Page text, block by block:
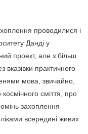
проводилися і
Данді у
проект, але з більш
вказівки практичного
мова, звичайно,
сміття, про
захоплення
всередині живих